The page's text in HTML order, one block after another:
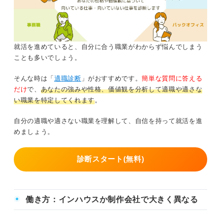
就活を進めていると、自分に合う職業がわからず悩んでしまう
ことも多いでしょう。
そんな時は「 適職診断 」がおすすめです。簡単な質問に答える
だけで、 あなたの強みや性格、価値観を分析して適職や適さな
い職業を特定してくれます。
自分の適職や適さない職業を理解して、自信を持って就活を進
めましょう。
診断スタート(無料)
働き方：インハウスか制作会社で大きく異なる